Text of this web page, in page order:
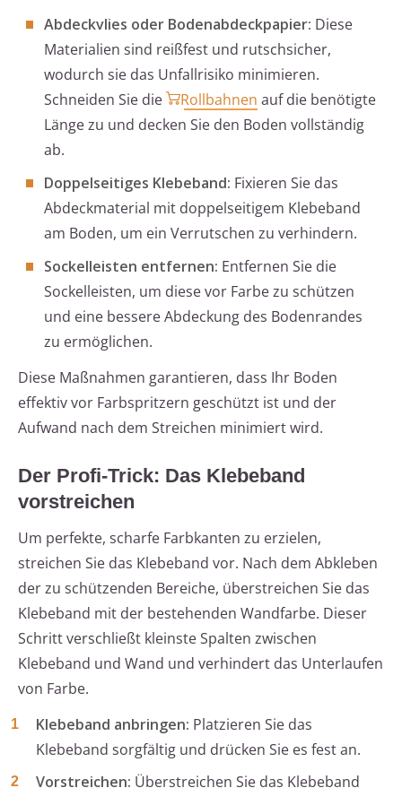
Abdeckvlies oder Bodenabdeckpapier: Diese
Materialien sind reißfest und rutschsicher,
wodurch sie das Unfallrisiko minimieren.
Schneiden Sie die
Rollbahnen auf die benötigte
Länge zu und decken Sie den Boden vollständig
ab.
Doppelseitiges Klebeband: Fixieren Sie das
Abdeckmaterial mit doppelseitigem Klebeband
am Boden, um ein Verrutschen zu verhindern.
Sockelleisten entfernen: Entfernen Sie die
Sockelleisten, um diese vor Farbe zu schützen
und eine bessere Abdeckung des Bodenrandes
zu ermöglichen.
Diese Maßnahmen garantieren, dass Ihr Boden
effektiv vor Farbspritzern geschützt ist und der
Aufwand nach dem Streichen minimiert wird.
Der Profi-Trick: Das Klebeband
vorstreichen
Um perfekte, scharfe Farbkanten zu erzielen,
streichen Sie das Klebeband vor. Nach dem Abkleben
der zu schützenden Bereiche, überstreichen Sie das
Klebeband mit der bestehenden Wandfarbe. Dieser
Schritt verschließt kleinste Spalten zwischen
Klebeband und Wand und verhindert das Unterlaufen
von Farbe.
Klebeband anbringen: Platzieren Sie das
Klebeband sorgfältig und drücken Sie es fest an.
Vorstreichen: Überstreichen Sie das Klebeband